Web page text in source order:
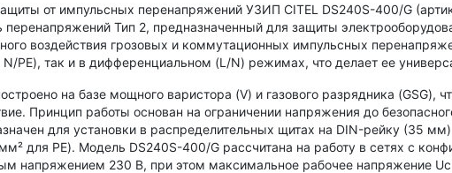
от импульсных перенапряжений УЗИП CITEL DS240S-400/G
перенапряжений Тип 2, предназначенный для защиты
воздействия грозовых и коммутационных импульсных
PE), так и в дифференциальном (L/N) режимах, что делает ее
на базе мощного варистора (V) и газового разрядника (GSG),
Принцип работы основан на ограничении напряжения до
для установки в распределительных щитах на DIN-рейку (35
для PE). Модель DS240S-400/G рассчитана на работу в сетях с
напряжением 230 В, при этом максимальное рабочее напряжение Uc